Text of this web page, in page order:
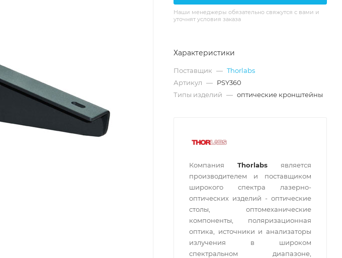
Наши менеджеры обязательно свяжутся с вами и
уточнят условия заказа
Характеристики
Поставщик — Thorlabs
Артикул — PSY360
Типы изделий — оптические кронштейны
Компания Thorlabs является
производителем и поставщиком
широкого спектра лазерно-
оптических изделий - оптические
столы, оптомеханические
компоненты, поляризационная
оптика, источники и анализаторы
излучения в широком
спектральном диапазоне,